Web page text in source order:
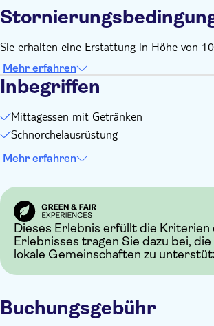
Sie erhalten eine Erstattung in Höhe von
Mehr erfahren
Inbegriffen
Mittagessen mit Getränken
Schnorchelausrüstung
Mehr erfahren
Dieses Erlebnis erfüllt die Kriterien
Erlebnisses tragen Sie dazu bei,
lokale Gemeinschaften zu
Buchungsgebühr